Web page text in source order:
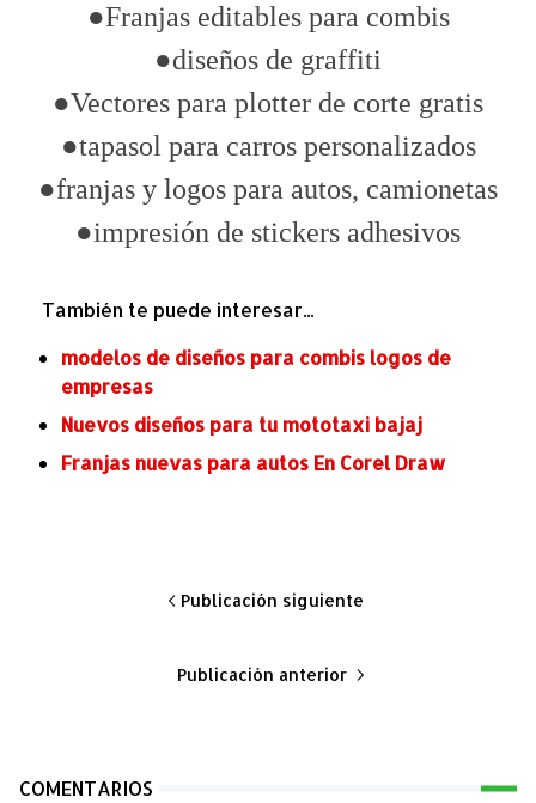
●Franjas editables para combis
●diseños de graffiti
●Vectores para plotter de corte gratis
●tapasol para carros personalizados
●franjas y logos para autos, camionetas
●impresión de stickers adhesivos
También te puede interesar...
modelos de diseños para combis logos de
empresas
Nuevos diseños para tu mototaxi bajaj
Franjas nuevas para autos En Corel Draw
Publicación siguiente
Publicación anterior
COMENTARIOS